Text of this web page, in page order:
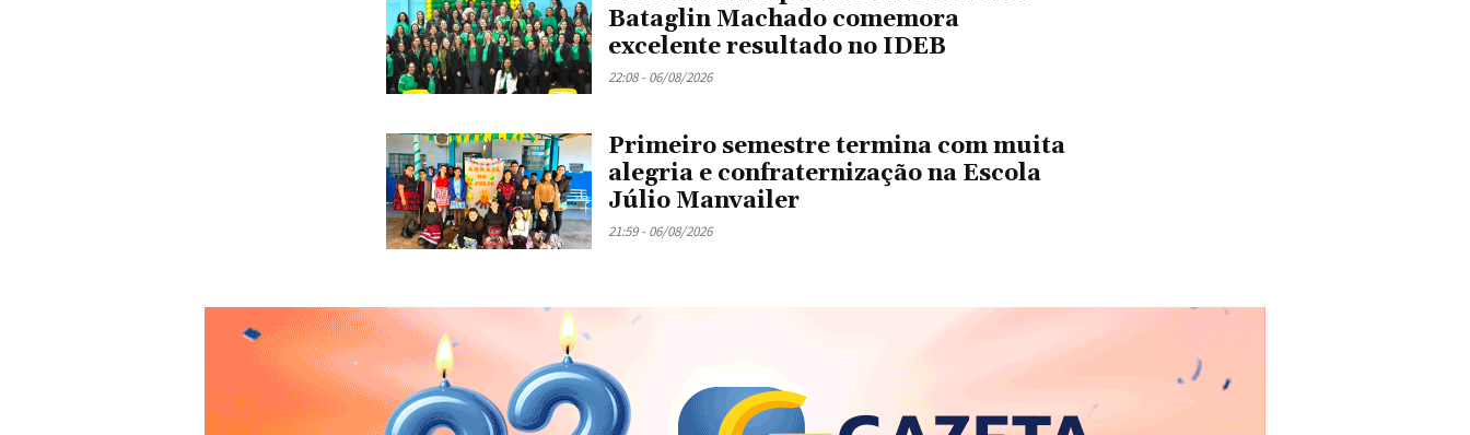
Bataglin Machado comemora
excelente resultado no IDEB
22:08 - 06/08/2026
Primeiro semestre termina com muita
alegria e confraternização na Escola
Júlio Manvailer
21:59 - 06/08/2026